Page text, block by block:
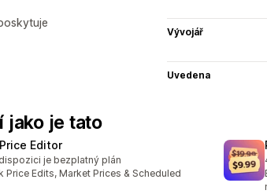
Vývojář
Uvedena
jako je tato
Editor
recenzí: 130je bezplatný plán
Price Edits, Market Prices & Scheduled